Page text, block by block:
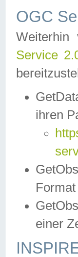
OGC
Weiterhin
Service
ihren
einer